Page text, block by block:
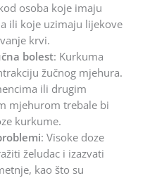
osoba koje imaju
ili koje uzimaju lijekove
krvi.
bolest: Kurkuma
žučnog mjehura.
ili drugim
mjehurom trebale bi
kurkume.
: Visoke doze
želudac i izazvati
kao što su